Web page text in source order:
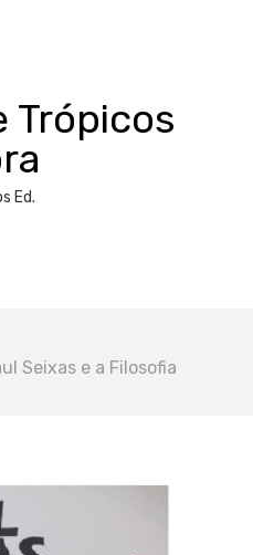
Trópicos
Ed.
Seixas e a Filosofia